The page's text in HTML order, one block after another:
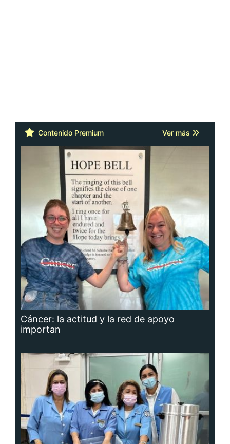
Contenido Premium Ver más
Cáncer: la actitud y la red de apoyo
importan